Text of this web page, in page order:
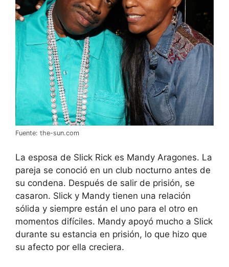
Fuente: the-sun.com
La esposa de Slick Rick es Mandy Aragones. La
pareja se conoció en un club nocturno antes de
su condena. Después de salir de prisión, se
casaron. Slick y Mandy tienen una relación
sólida y siempre están el uno para el otro en
momentos difíciles. Mandy apoyó mucho a Slick
durante su estancia en prisión, lo que hizo que
su afecto por ella creciera.